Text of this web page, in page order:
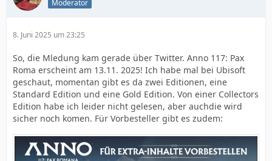
Moderator
8. Juni 2025 um 23:25
So, die Mledung kam gerade über Twitter. Anno 117: Pax
Roma erscheint am 13.11. 2025! Ich habe mal bei Ubisoft
geschaut, momentan gibt es da zwei Editionen, eine
Standard Edition und eine Gold Edition. Von einer Collectors
Edition habe ich leider nicht gelesen, aber auchdie wird
sicher noch komen. Für Vorbesteller gibt es zudem: